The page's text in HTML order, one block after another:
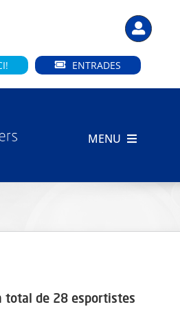
ENTRADES
MENU
total de 28 esportistes